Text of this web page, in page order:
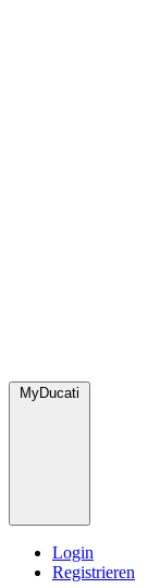
MyDucati
Login
Registrieren